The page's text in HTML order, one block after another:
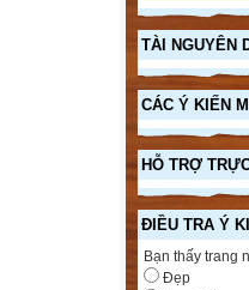
TÀI NGUYÊN
CÁC Ý KIẾN
HỖ TRỢ
ĐIỀU TRA Ý
Bạn thấy trang
Đẹp